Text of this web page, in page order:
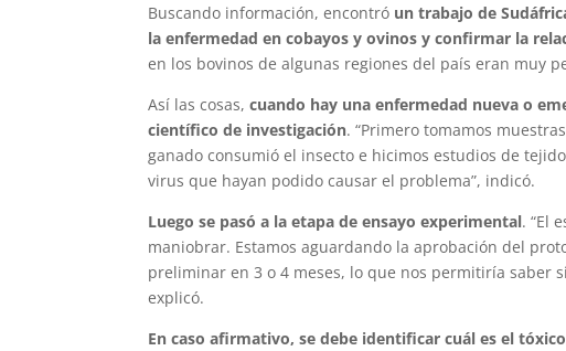
Buscando información, encontró un trabajo de
la enfermedad en cobayos y ovinos y confirmar la
en los bovinos de algunas regiones del país eran muy
Así las cosas,cuando hay una enfermedad nueva o
científico de investigación. “Primero tomamos
ganado consumió el insecto e hicimos estudios de
virus que hayan podido causar el problema”, indicó.
Luego se pasó a la etapa de ensayo experimental. “El
maniobrar. Estamos aguardando la aprobación del
preliminar en 3 o 4 meses, lo que nos permitiría saber
explicó.
En caso afirmativo, se debe identificar cuál es el